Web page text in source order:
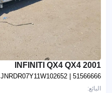
2001 INFINITI QX4 QX4
JNRDR07Y11W102652 | 51566666
البائع: